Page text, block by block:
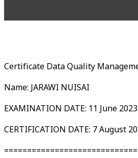
Certificate Data Quality
Name: JARAWI NUISAI
EXAMINATION DATE: 11 June 2023
CERTIFICATION DATE: 7 August